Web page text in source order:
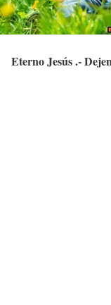
Eterno Jesús .-